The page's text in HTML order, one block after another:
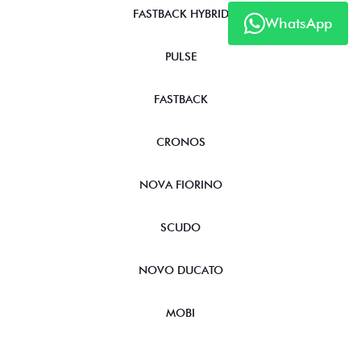
WhatsApp
FASTBACK HYBRID
PULSE
FASTBACK
CRONOS
NOVA FIORINO
SCUDO
NOVO DUCATO
MOBI